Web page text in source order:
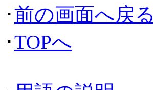
･前の画面へ戻る
･TOPへ